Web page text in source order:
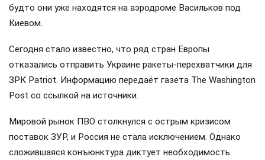
будто они уже находятся на аэродроме Васильков под
Киевом.
Сегодня стало известно, что ряд стран Европы
отказались отправить Украине ракеты-перехватчики для
ЗРК Patriot. Информацию передаёт газета The Washington
Post со ссылкой на источники.
Мировой рынок ПВО столкнулся с острым кризисом
поставок ЗУР, и Россия не стала исключением. Однако
сложившаяся конъюнктура диктует необходимость